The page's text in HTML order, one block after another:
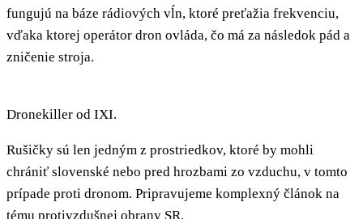
fungujú na báze rádiových vĺn, ktoré preťažia frekvenciu,
vďaka ktorej operátor dron ovláda, čo má za následok pád a
zničenie stroja.
Dronekiller od IXI.
Rušičky sú len jedným z prostriedkov, ktoré by mohli
chrániť slovenské nebo pred hrozbami zo vzduchu, v tomto
prípade proti dronom. Pripravujeme komplexný článok na
tému protivzdušnej obrany SR.